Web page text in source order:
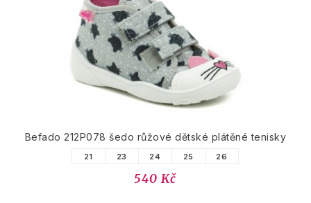
Befado 212P078 šedo růžové dětské plátěné tenisky
21 23 24 25 26
540 Kč